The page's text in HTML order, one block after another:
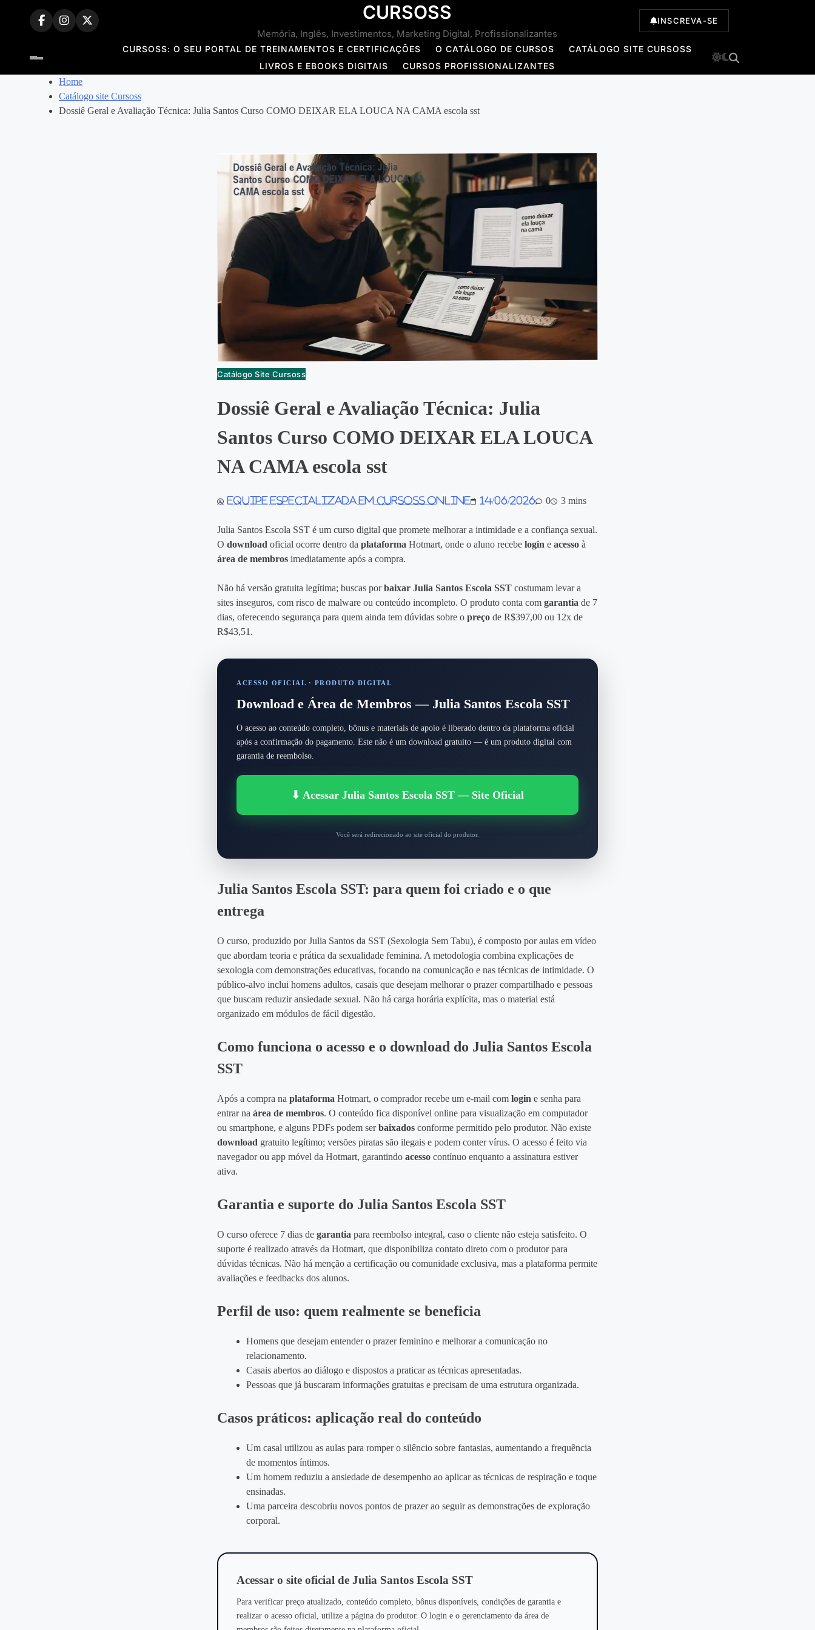
CURSOSS
Memória, Inglês, Investimentos, Marketing Digital, Profissionalizantes
INSCREVA-SE
CURSOSS: O SEU PORTAL DE TREINAMENTOS E CERTIFICAÇÕES O CATÁLOGO DE CURSOS
CATÁLOGO SITE CURSOSS
LIVROS E EBOOKS DIGITAIS
CURSOS PROFISSIONALIZANTES
Home
Catálogo site Cursoss
Dossiê Geral e Avaliação Técnica: Julia Santos Curso COMO DEIXAR ELA LOUCA NA CAMA escola sst
Catálogo Site Cursoss
Dossiê Geral e Avaliação Técnica: Julia
Santos Curso COMO DEIXAR ELA LOUCA
NA CAMA escola sst
Equipe especializada em Cursoss Online 14/06/2026 0 3 mins
Julia Santos Escola SST é um curso digital que promete melhorar a intimidade e a confiança sexual.
Odownload oficial ocorre dentro daplataforma Hotmart, onde o aluno recebelogin eacesso à
área de membros imediatamente após a compra.
Não há versão gratuita legítima; buscas porbaixar Julia Santos Escola SST costumam levar a
sites inseguros, com risco de malware ou conteúdo incompleto. O produto conta comgarantia de 7
dias, oferecendo segurança para quem ainda tem dúvidas sobre opreço de R$397,00 ou 12x de
R$43,51.
ACESSO OFICIAL · PRODUTO DIGITAL
Download e Área de Membros — Julia Santos Escola SST
O acesso ao conteúdo completo, bônus e materiais de apoio é liberado dentro da plataforma oficial
após a confirmação do pagamento. Este não é um download gratuito — é um produto digital com
garantia de reembolso.
⬇ Acessar Julia Santos Escola SST — Site Oficial
Você será redirecionado ao site oficial do produtor.
Julia Santos Escola SST: para quem foi criado e o que
entrega
O curso, produzido por Julia Santos da SST (Sexologia Sem Tabu), é composto por aulas em vídeo
que abordam teoria e prática da sexualidade feminina. A metodologia combina explicações de
sexologia com demonstrações educativas, focando na comunicação e nas técnicas de intimidade. O
público‑alvo inclui homens adultos, casais que desejam melhorar o prazer compartilhado e pessoas
que buscam reduzir ansiedade sexual. Não há carga horária explícita, mas o material está
organizado em módulos de fácil digestão.
Como funciona o acesso e o download do Julia Santos Escola
SST
Após a compra naplataforma Hotmart, o comprador recebe um e‑mail comlogin e senha para
entrar naárea de membros. O conteúdo fica disponível online para visualização em computador
ou smartphone, e alguns PDFs podem serbaixados conforme permitido pelo produtor. Não existe
download gratuito legítimo; versões piratas são ilegais e podem conter vírus. O acesso é feito via
navegador ou app móvel da Hotmart, garantindoacesso contínuo enquanto a assinatura estiver
ativa.
Garantia e suporte do Julia Santos Escola SST
O curso oferece 7 dias degarantia para reembolso integral, caso o cliente não esteja satisfeito. O
suporte é realizado através da Hotmart, que disponibiliza contato direto com o produtor para
dúvidas técnicas. Não há menção a certificação ou comunidade exclusiva, mas a plataforma permite
avaliações e feedbacks dos alunos.
Perfil de uso: quem realmente se beneficia
Homens que desejam entender o prazer feminino e melhorar a comunicação no
relacionamento.
Casais abertos ao diálogo e dispostos a praticar as técnicas apresentadas.
Pessoas que já buscaram informações gratuitas e precisam de uma estrutura organizada.
Casos práticos: aplicação real do conteúdo
Um casal utilizou as aulas para romper o silêncio sobre fantasias, aumentando a frequência
de momentos íntimos.
Um homem reduziu a ansiedade de desempenho ao aplicar as técnicas de respiração e toque
ensinadas.
Uma parceira descobriu novos pontos de prazer ao seguir as demonstrações de exploração
corporal.
Acessar o site oficial de Julia Santos Escola SST
Para verificar preço atualizado, conteúdo completo, bônus disponíveis, condições de garantia e
realizar o acesso oficial, utilize a página do produtor. O login e o gerenciamento da área de